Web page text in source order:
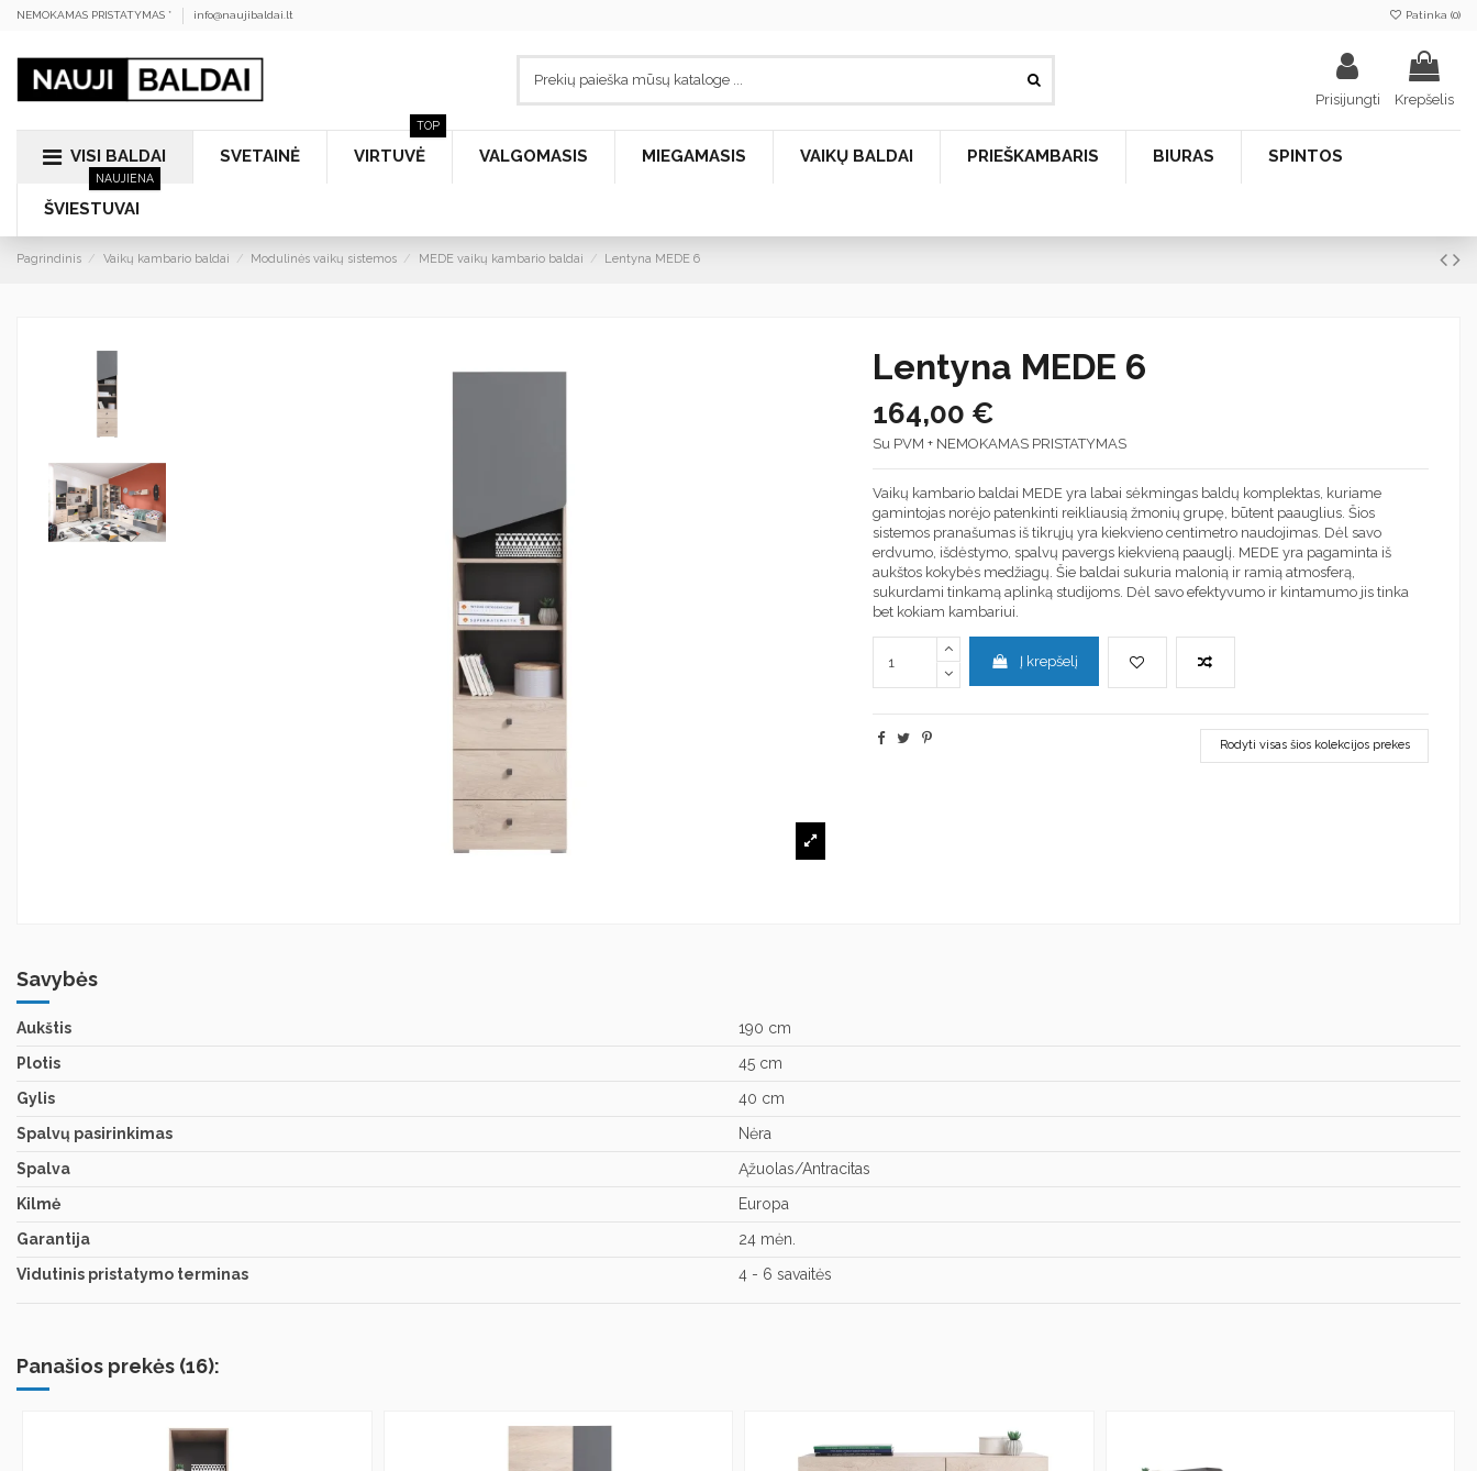
NEMOKAMAS PRISTATYMAS * info@naujibaldai.lt Patinka (0)
Prisijungti Krepšelis
VISI BALDAI SVETAINĖ VIRTUVĖ
TOP
VALGOMASIS MIEGAMASIS VAIKŲ BALDAI PRIEŠKAMBARIS BIURAS SPINTOS
ŠVIESTUVAI
NAUJIENA
Pagrindinis Vaikų kambario baldai Modulinės vaikų sistemos MEDE vaikų kambario baldai Lentyna MEDE 6
Lentyna MEDE 6
164,00 €
Su PVM + NEMOKAMAS PRISTATYMAS
Vaikų kambario baldai MEDE yra labai sėkmingas baldų komplektas, kuriame
gamintojas norėjo patenkinti reikliausią žmonių grupę, būtent paauglius. Šios
sistemos pranašumas iš tikrųjų yra kiekvieno centimetro naudojimas. Dėl savo
erdvumo, išdėstymo, spalvų pavergs kiekvieną paauglį. MEDE yra pagaminta iš
aukštos kokybės medžiagų. Šie baldai sukuria malonią ir ramią atmosferą,
sukurdami tinkamą aplinką studijoms. Dėl savo efektyvumo ir kintamumo jis tinka
bet kokiam kambariui.
Į krepšelį
Rodyti visas šios kolekcijos prekes
Savybės
Aukštis
190 cm
Plotis
45 cm
Gylis
40 cm
Spalvų pasirinkimas
Nėra
Spalva
Ąžuolas/Antracitas
Kilmė
Europa
Garantija
24 mėn.
Vidutinis pristatymo terminas
4 - 6 savaitės
Panašios prekės (16):